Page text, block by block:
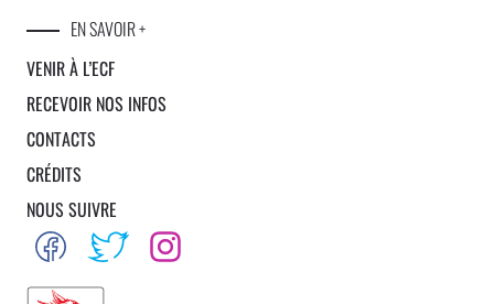
EN SAVOIR +
VENIR À L’ECF
RECEVOIR NOS INFOS
CONTACTS
CRÉDITS
NOUS SUIVRE